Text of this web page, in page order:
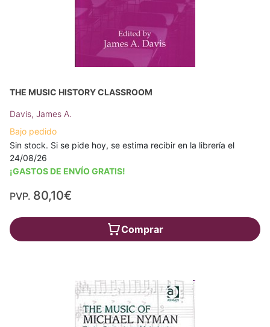
THE MUSIC HISTORY CLASSROOM
Davis, James A.
Bajo pedido
Sin stock. Si se pide hoy, se estima recibir en la librería el
24/08/26
¡GASTOS DE ENVÍO GRATIS!
PVP. 80,10€
Comprar